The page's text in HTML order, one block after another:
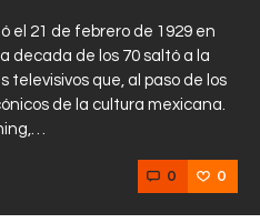
el 21 de febrero de 1929 en
decada de los 70 saltó a la
televisivos que, al paso de los
de la cultura mexicana.
0 0